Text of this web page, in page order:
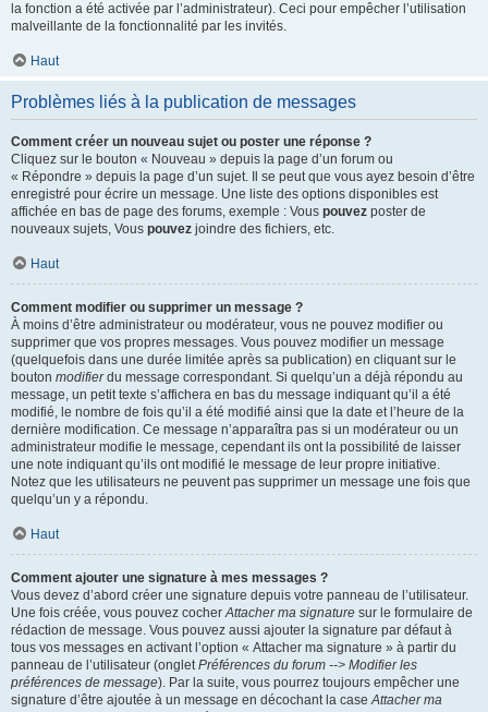
la fonction a été activée par l’administrateur). Ceci pour empêcher l’utilisation
malveillante de la fonctionnalité par les invités.
Haut
Problèmes liés à la publication de messages
Comment créer un nouveau sujet ou poster une réponse ?
Cliquez sur le bouton « Nouveau » depuis la page d’un forum ou
« Répondre » depuis la page d’un sujet. Il se peut que vous ayez besoin d’être
enregistré pour écrire un message. Une liste des options disponibles est
affichée en bas de page des forums, exemple : Vous pouvez poster de
nouveaux sujets, Vous pouvez joindre des fichiers, etc.
Haut
Comment modifier ou supprimer un message ?
À moins d’être administrateur ou modérateur, vous ne pouvez modifier ou
supprimer que vos propres messages. Vous pouvez modifier un message
(quelquefois dans une durée limitée après sa publication) en cliquant sur le
bouton modifierdu message correspondant. Si quelqu’un a déjà répondu au
message, un petit texte s’affichera en bas du message indiquant qu’il a été
modifié, le nombre de fois qu’il a été modifié ainsi que la date et l’heure de la
dernière modification. Ce message n’apparaîtra pas si un modérateur ou un
administrateur modifie le message, cependant ils ont la possibilité de laisser
une note indiquant qu’ils ont modifié le message de leur propre initiative.
Notez que les utilisateurs ne peuvent pas supprimer un message une fois que
quelqu’un y a répondu.
Haut
Comment ajouter une signature à mes messages ?
Vous devez d’abord créer une signature depuis votre panneau de l’utilisateur.
Une fois créée, vous pouvez cocherAttacher ma signature sur le formulaire de
rédaction de message. Vous pouvez aussi ajouter la signature par défaut à
tous vos messages en activant l’option « Attacher ma signature » à partir du
panneau de l’utilisateur (ongletPréférences du forum --> Modifier les
préférences de message). Par la suite, vous pourrez toujours empêcher une
signature d’être ajoutée à un message en décochant la caseAttacher ma